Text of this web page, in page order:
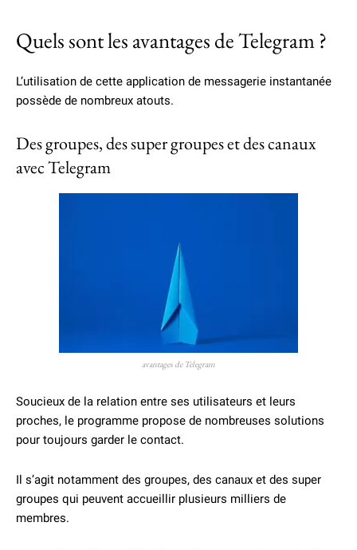
Quels sont les avantages de Telegram ?
L’utilisation de cette application de messagerie instantanée
possède de nombreux atouts.
Des groupes, des super groupes et des canaux
avec Telegram
avantages de Telegram
Soucieux de la relation entre ses utilisateurs et leurs
proches, le programme propose de nombreuses solutions
pour toujours garder le contact.
Il s’agit notamment des groupes, des canaux et des super
groupes qui peuvent accueillir plusieurs milliers de
membres.